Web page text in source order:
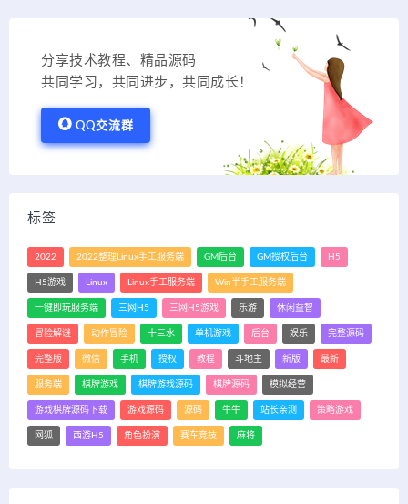
分享技术教程、精品源码
共同学习，共同进步，共同成长！
QQ交流群
标签
2022 2022整理Linux手工服务端 GM后台 GM授权后台 H5
H5游戏 Linux Linux手工服务端 Win半手工服务端
一键即玩服务端 三网H5 三网H5游戏 乐游 休闲益智
冒险解谜 动作冒险 十三水 单机游戏 后台 娱乐 完整源码
完整版 微信 手机 授权 教程 斗地主 新版 最新
服务端 棋牌游戏 棋牌游戏源码 棋牌源码 模拟经营
游戏棋牌源码下载 游戏源码 源码 牛牛 站长亲测 策略游戏
网狐 西游H5 角色扮演 赛车竞技 麻将